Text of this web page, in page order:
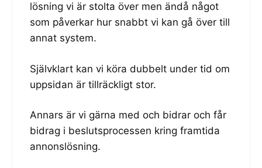
lösning vi är stolta över men ändå något
som påverkar hur snabbt vi kan gå över till
annat system.
Självklart kan vi köra dubbelt under tid om
uppsidan är tillräckligt stor.
Annars är vi gärna med och bidrar och får
bidrag i beslutsprocessen kring framtida
annonslösning.